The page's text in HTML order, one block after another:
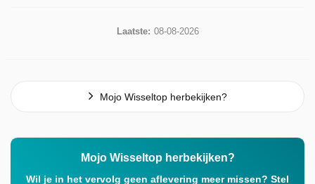
Laatste: 08-08-2026
Mojo Wisseltop herbekijken?
Mojo Wisseltop herbekijken?
Wil je in het vervolg geen aflevering meer missen? Stel